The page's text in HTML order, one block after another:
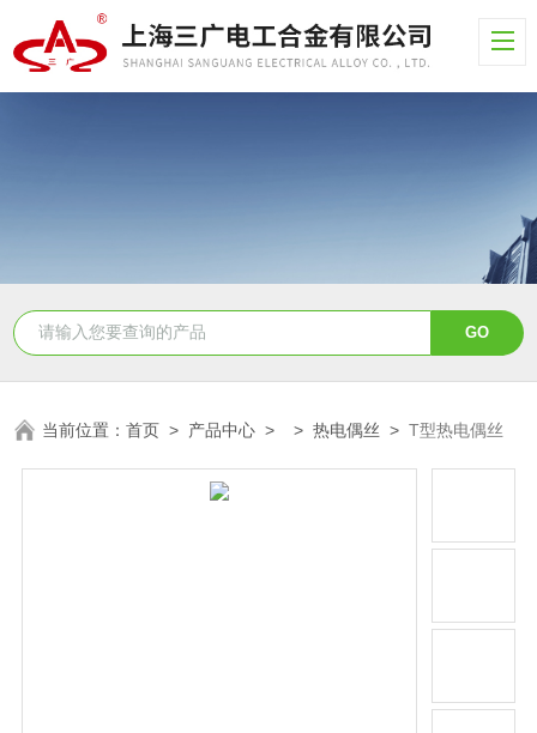
当前位置：首页 > 产品中心 > >热电偶丝 >T型热电偶丝